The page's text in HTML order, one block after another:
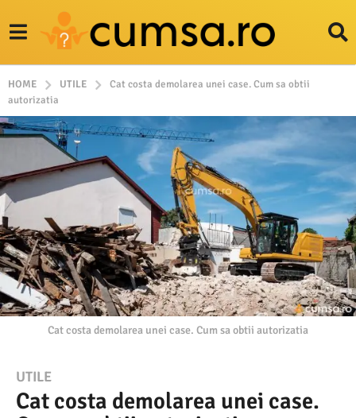
HOME UTILE
Cat costa demolarea unei case. Cum sa obtii
autorizatia
Cat costa demolarea unei case. Cum sa obtii autorizatia
1
9
UTILE
Cat costa demolarea unei case.